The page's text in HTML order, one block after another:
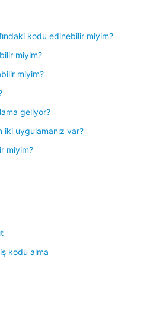
kodu edinebilir miyim?
miyim?
miyim?
geliyor?
iki uygulamanız var?
miyim?
kodu alma